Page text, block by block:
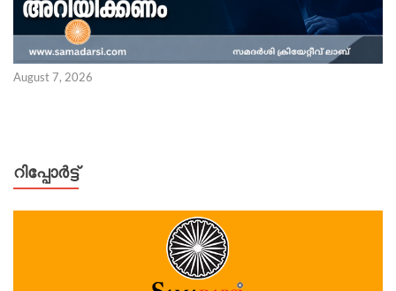
August 7, 2026
റിപ്പോര്‍ട്ട്